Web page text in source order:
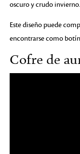
oscuro y crudo
Este diseño puede
encontrarse como
Cofre de